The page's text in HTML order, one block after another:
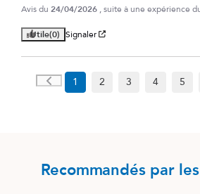
Avis du 24/04/2026 , suite à une expérience
Utile(0) Signaler
1 2 3 4 5
Recommandés par